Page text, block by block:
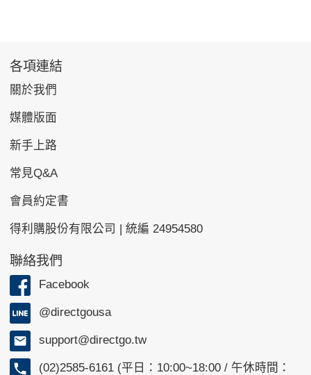
各項連結
關於我們
媒體版面
新手上路
常見Q&A
會員約定書
得利購股份有限公司 | 統編 24954580
聯絡我們
Facebook
@directgousa
support@directgo.tw
(02)2585-6161 (平日：10:00~18:00 / 午休時間：